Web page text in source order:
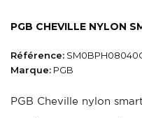
PGB CHEVILLE NYLON
Référence:
Marque: PGB
PGB Cheville nylon